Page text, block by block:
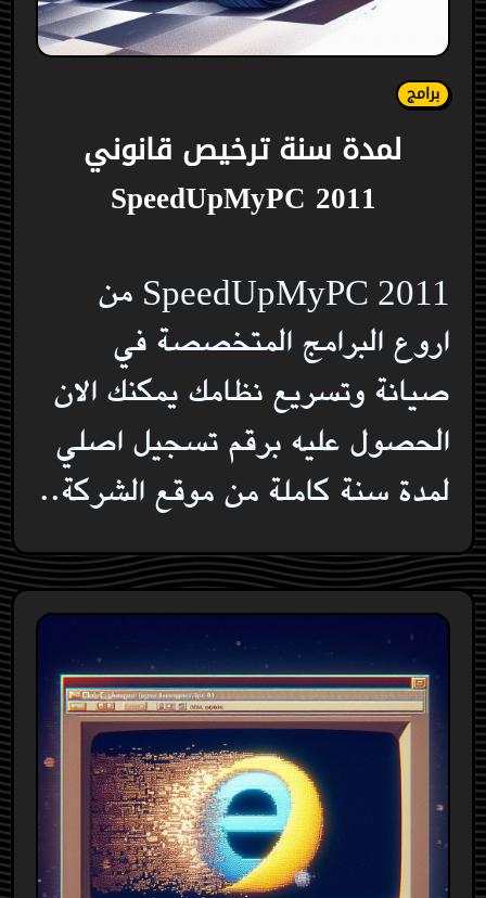
برامج
لمدة سنة ترخيص قانوني
SpeedUpMyPC 2011
SpeedUpMyPC 2011 من
اروع البرامج المتخصصة في
صيانة وتسريع نظامك يمكنك الان
الحصول عليه برقم تسجيل اصلي
لمدة سنة كاملة من موقع الشركة..